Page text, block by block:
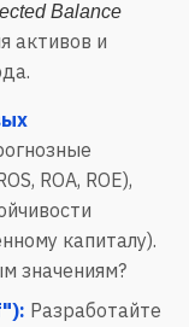
Balance
активов и
ROA, ROE),
капиталу).
значениям?
Разработайте